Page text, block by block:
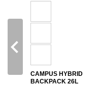
CAMPUS HYBRID
BACKPACK 26L
navigate_before